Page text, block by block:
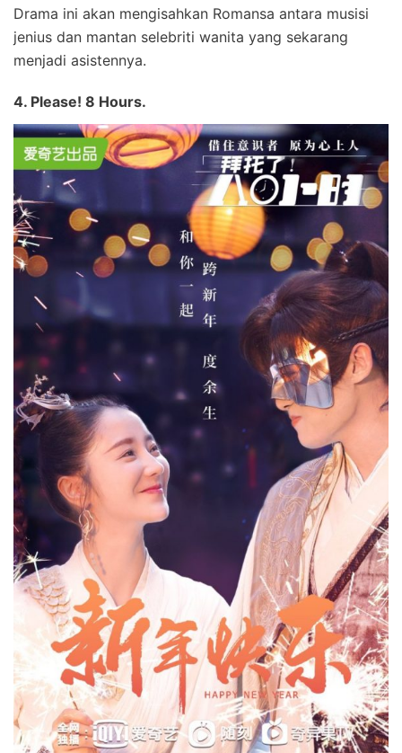
Drama ini akan mengisahkan Romansa antara musisi
jenius dan mantan selebriti wanita yang sekarang
menjadi asistennya.
4. Please! 8 Hours.